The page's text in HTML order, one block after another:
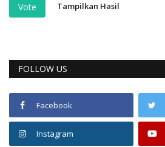
Vote Tampilkan Hasil
FOLLOW US
Facebook
Instagram